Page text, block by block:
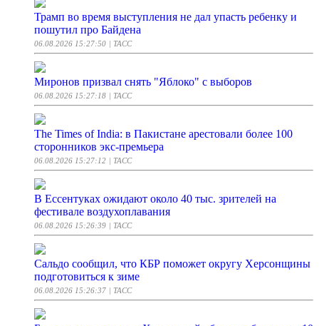
Трамп во время выступления не дал упасть ребенку и
пошутил про Байдена
06.08.2026 15:27:50 | ТАСС
Миронов призвал снять "Яблоко" с выборов
06.08.2026 15:27:18 | ТАСС
The Times of India: в Пакистане арестовали более 100
сторонников экс-премьера
06.08.2026 15:27:12 | ТАСС
В Ессентуках ожидают около 40 тыс. зрителей на
фестивале воздухоплавания
06.08.2026 15:26:39 | ТАСС
Сальдо сообщил, что КБР поможет округу Херсонщины
подготовиться к зиме
06.08.2026 15:26:37 | ТАСС